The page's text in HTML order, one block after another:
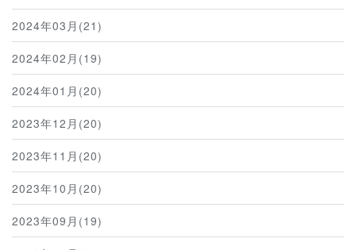
2024年03月(21)
2024年02月(19)
2024年01月(20)
2023年12月(20)
2023年11月(20)
2023年10月(20)
2023年09月(19)